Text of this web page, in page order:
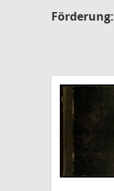
Förderung: